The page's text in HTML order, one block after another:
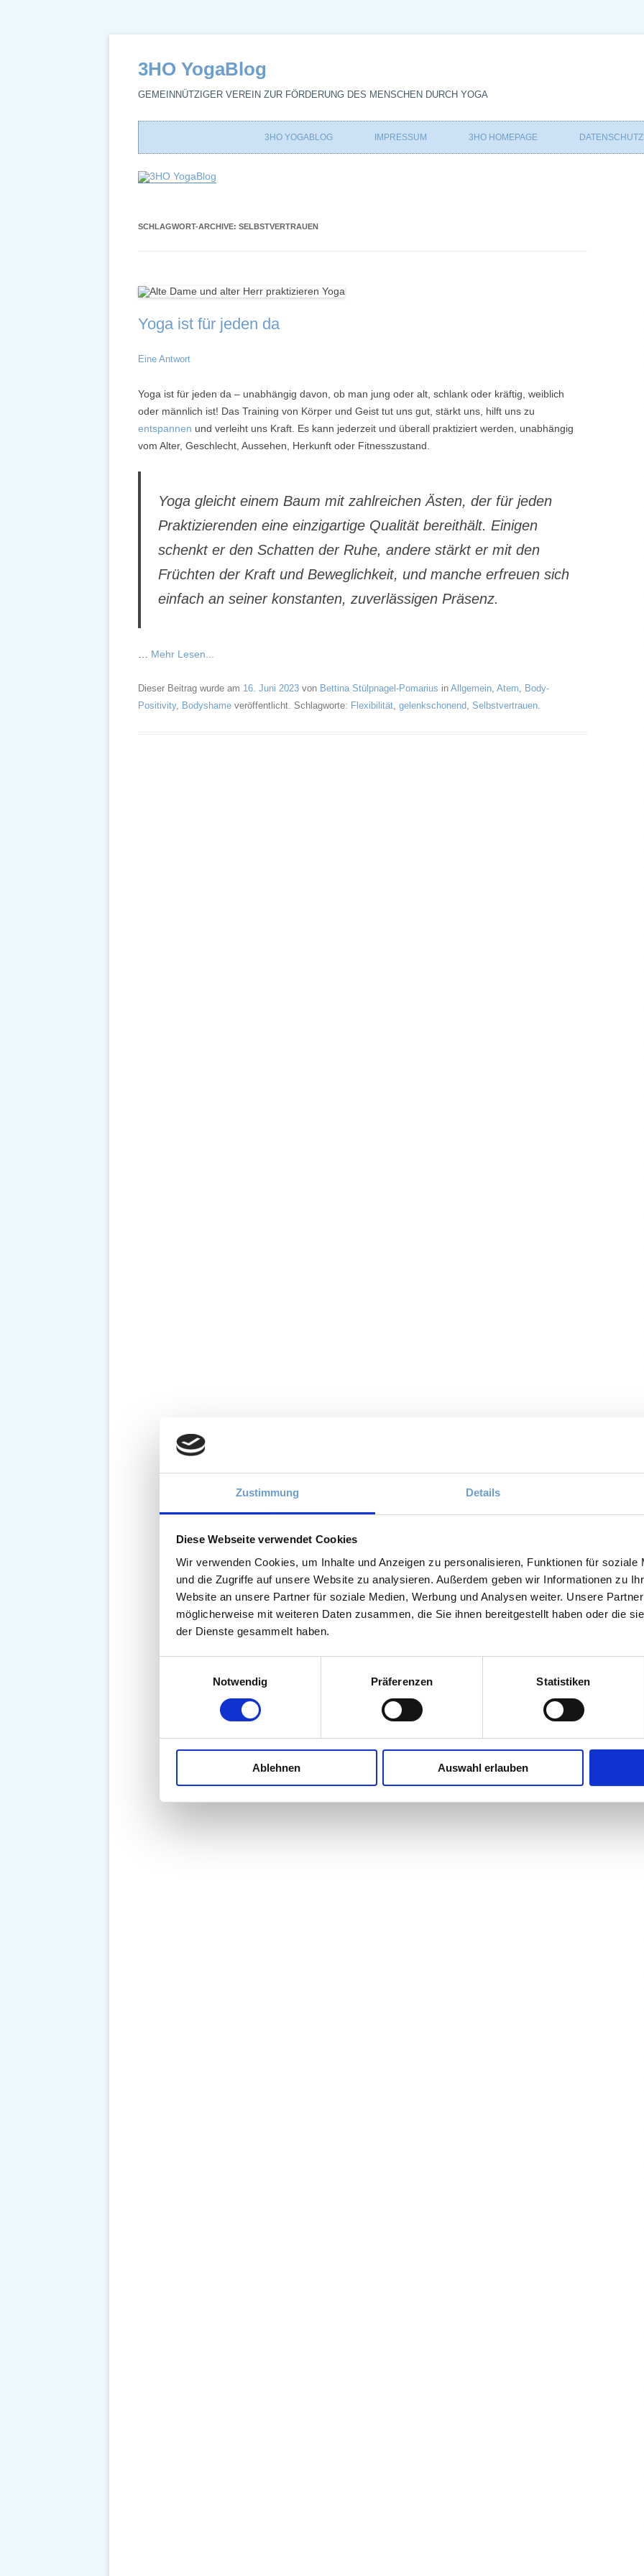
Zustimmung Details
Diese Webseite verwendet Cookies
Wir verwenden Cookies, um Inhalte und Anzeigen zu personalisieren, Funktionen für soziale
und die Zugriffe auf unsere Website zu analysieren. Außerdem geben wir Informationen zu
Website an unsere Partner für soziale Medien, Werbung und Analysen weiter. Unsere
möglicherweise mit weiteren Daten zusammen, die Sie ihnen bereitgestellt haben oder die
der Dienste gesammelt haben.
Notwendig
Präferenzen Statistiken
Ablehnen Auswahl erlauben
3HO YogaBlog
GEMEINNÜTZIGER VEREIN ZUR FÖRDERUNG DES MENSCHEN DURCH YOGA
Inhalt
3HO YOGABLOG IMPRESSUM 3HO HOMEPAGE
SCHLAGWORT-ARCHIVE: SELBSTVERTRAUEN
Yoga ist für jeden da
Eine Antwort
Yoga ist für jeden da – unabhängig davon, ob man jung oder alt, schlank oder kräftig, weiblich
oder männlich ist! Das Training von Körper und Geist tut uns gut, stärkt uns, hilft uns zu
entspannen und verleiht uns Kraft. Es kann jederzeit und überall praktiziert werden, unabhängig
vom Alter, Geschlecht, Aussehen, Herkunft oder Fitnesszustand.
Yoga gleicht einem Baum mit zahlreichen Ästen, der für jeden
Praktizierenden eine einzigartige Qualität bereithält. Einigen
schenkt er den Schatten der Ruhe, andere stärkt er mit den
Früchten der Kraft und Beweglichkeit, und manche erfreuen sich
einfach an seiner konstanten, zuverlässigen Präsenz.
Mehr Lesen...
Dieser Beitrag wurde am 16. Juni 2023 von Bettina Stülpnagel-Pomarius in Allgemein, Atem, Body-
Positivity, Bodyshame veröffentlicht. Schlagworte: Flexibilität, gelenkschonend, Selbstvertrauen.